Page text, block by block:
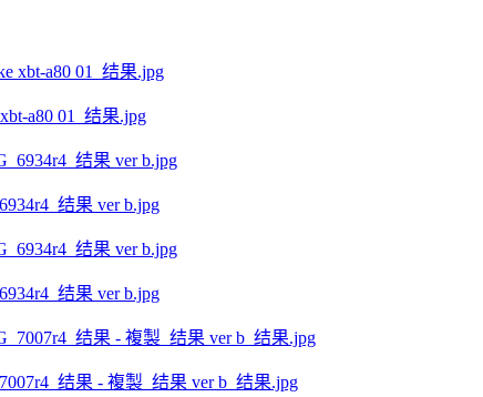
a80 01_结果.jpg
结果 ver b.jpg
结果 ver b.jpg
结果 - 複製_结果 ver b_结果.jpg